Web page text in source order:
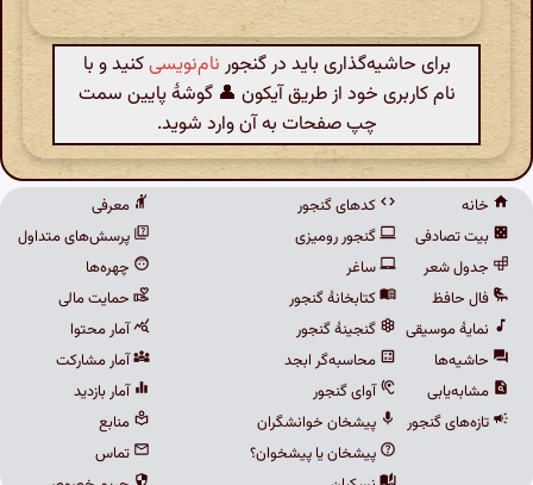
برای حاشیه‌گذاری باید در گنجور نام‌نویسیکنید و با
نام کاربری خود از طریق آیکون 👤 گوشهٔ پایین سمت
چپ صفحات به آن وارد شوید.
خانه
بیت تصادفی
جدول شعر
فال حافظ
نمایهٔ موسیقی
حاشیه‌ها
مشابه‌یابی
تازه‌های گنجور
کدهای گنجور
گنجور رومیزی
ساغر
کتابخانهٔ گنجور
گنجینهٔ گنجور
محاسبه‌گر ابجد
آوای گنجور
پیشخان خوانشگران
پیشخان یا پیشخوان؟
معرفی
پرسش‌های متداول
چهره‌ها
حمایت مالی
آمار محتوا
آمار مشارکت
آمار بازدید
منابع
تماس